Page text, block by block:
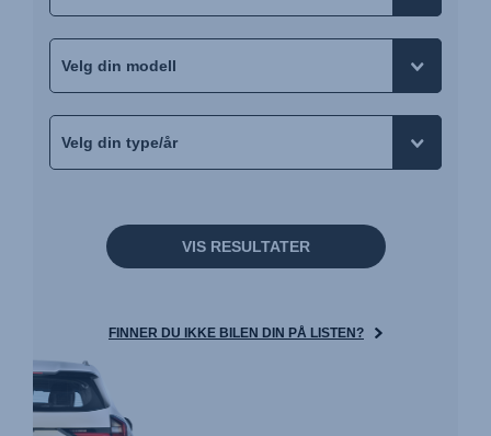
VIS RESULTATER
FINNER DU IKKE BILEN DIN PÅ LISTEN?